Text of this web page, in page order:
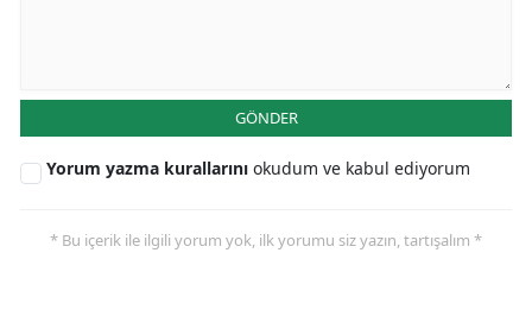
GÖNDER
Yorum yazma kurallarını okudum ve kabul ediyorum
* Bu içerik ile ilgili yorum yok, ilk yorumu siz yazın, tartışalım *